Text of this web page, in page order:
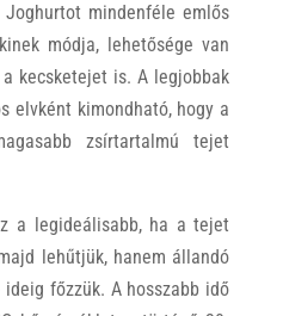
mindenféle emlős
módja, lehetősége van
kecsketejet is. A legjobbak
elvként kimondható, hogy a
zsírtartalmú tejet
a legideálisabb, ha a tejet
lehűtjük, hanem állandó
főzzük. A hosszabb idő